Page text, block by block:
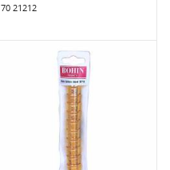
70 21212